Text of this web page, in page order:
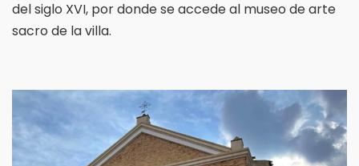
del siglo XVI, por donde se accede al museo de arte
sacro de la villa.